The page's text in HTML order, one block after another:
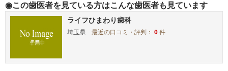
◉この歯医者を見ている方はこんな歯医者も見ています
ライフひまわり歯科
埼玉県 最近の口コミ・評判：0 件